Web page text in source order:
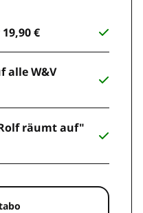
€
alle W&V
räumt auf"